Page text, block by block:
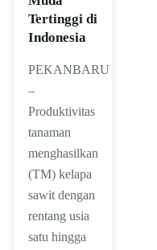
Tertinggi di
Indonesia
PEKANBARU
–
Produktivitas
tanaman
menghasilkan
(TM) kelapa
sawit dengan
rentang usia
satu hingga